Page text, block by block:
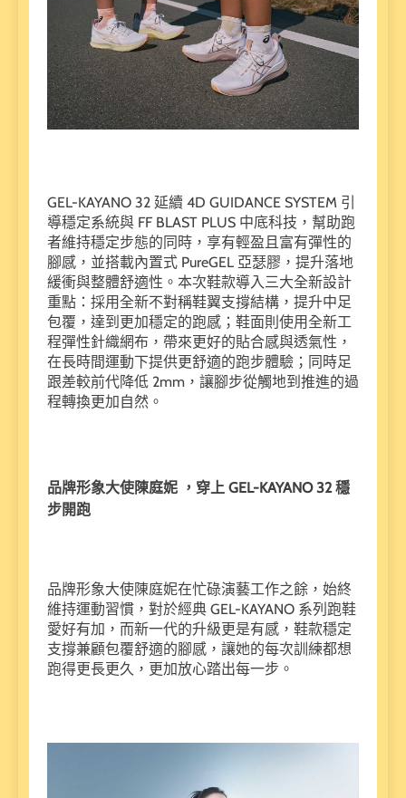
GEL-KAYANO 32 延續 4D GUIDANCE SYSTEM 引
導穩定系統與 FF BLAST PLUS 中底科技，幫助跑
者維持穩定步態的同時，享有輕盈且富有彈性的
腳感，並搭載內置式 PureGEL 亞瑟膠，提升落地
緩衝與整體舒適性。本次鞋款導入三大全新設計
重點：採用全新不對稱鞋翼支撐結構，提升中足
包覆，達到更加穩定的跑感；鞋面則使用全新工
程彈性針織網布，帶來更好的貼合感與透氣性，
在長時間運動下提供更舒適的跑步體驗；同時足
跟差較前代降低 2mm，讓腳步從觸地到推進的過
程轉換更加自然。
品牌形象大使陳庭妮 ，穿上 GEL-KAYANO 32 穩
步開跑
品牌形象大使陳庭妮在忙碌演藝工作之餘，始終
維持運動習慣，對於經典 GEL-KAYANO 系列跑鞋
愛好有加，而新一代的升級更是有感，鞋款穩定
支撐兼顧包覆舒適的腳感，讓她的每次訓練都想
跑得更長更久，更加放心踏出每一步。